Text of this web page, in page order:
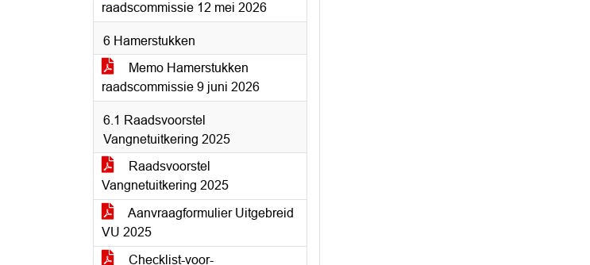
raadscommissie 12 mei 2026
6 Hamerstukken
Memo Hamerstukken
raadscommissie 9 juni 2026
6.1 Raadsvoorstel
Vangnetuitkering 2025
Raadsvoorstel
Vangnetuitkering 2025
Aanvraagformulier Uitgebreid
VU 2025
Checklist-voor-